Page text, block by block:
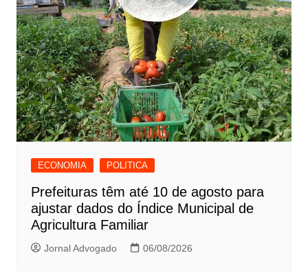
ECONOMIA POLITICA
Prefeituras têm até 10 de agosto para
ajustar dados do Índice Municipal de
Agricultura Familiar
Jornal Advogado 06/08/2026